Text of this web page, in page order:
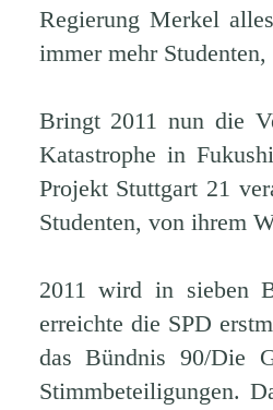
Regierung Merkel
immer mehr
Bringt 2011 nun die
Katastrophe in
Projekt Stuttgart 21
Studenten, von ihrem
2011 wird in sieben
erreichte die SPD
das Bündnis 90/Die
Stimmbeteiligungen.